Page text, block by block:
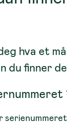
hva et
du finner